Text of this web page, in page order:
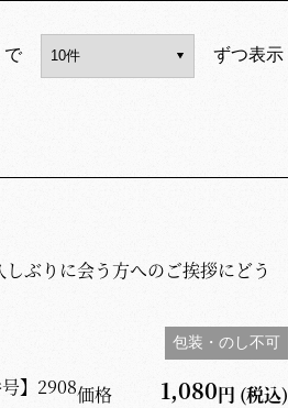
で ずつ表示
ぶりに会う方へのご挨拶にどう
包装・のし不可
】 2908価格 1,080円 (税込)